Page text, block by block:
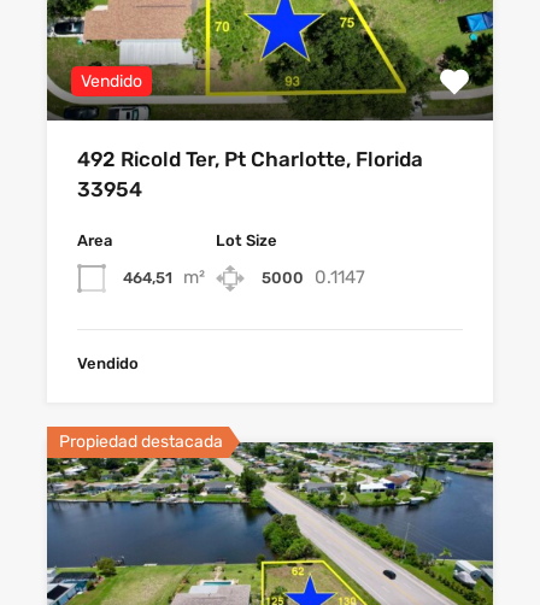
Vendido
492 Ricold Ter, Pt Charlotte, Florida
33954
Area
464,51 m²
Lot Size
5000 0.1147
Vendido
Propiedad destacada